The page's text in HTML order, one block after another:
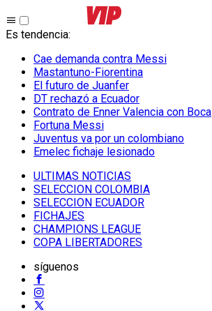
Es tendencia:
Cae demanda contra Messi
Mastantuno-Fiorentina
El futuro de Juanfer
DT rechazó a Ecuador
Contrato de Enner Valencia con Boca
Fortuna Messi
Juventus va por un colombiano
Emelec fichaje lesionado
ULTIMAS NOTICIAS
SELECCION COLOMBIA
SELECCION ECUADOR
FICHAJES
CHAMPIONS LEAGUE
COPA LIBERTADORES
síguenos